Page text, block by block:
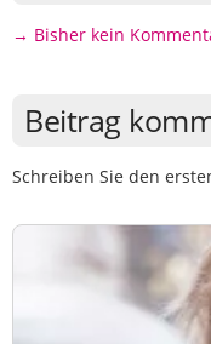
→ Bisher kein
Beitrag
Schreiben Sie den